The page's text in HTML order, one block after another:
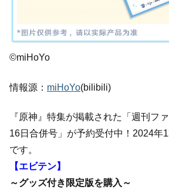
©miHoYo
情報源： miHoYo(bilibili)
『原神』特集が掲載された「週刊フ
16日合併号」が予約受付中！2024年
です。
【エビテン】
～グッズ付き限定版を購入～